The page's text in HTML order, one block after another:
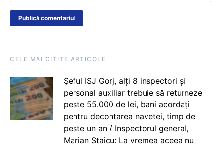
CELE MAI CITITE ARTICOLE
Șeful ISJ Gorj, alți 8 inspectori și
personal auxiliar trebuie să returneze
peste 55.000 de lei, bani acordați
pentru decontarea navetei, timp de
peste un an / Inspectorul general,
Marian Staicu: La vremea aceea nu